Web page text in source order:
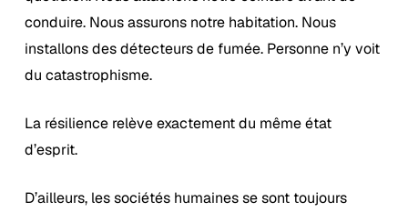
conduire. Nous assurons notre habitation. Nous
installons des détecteurs de fumée. Personne n’y voit
du catastrophisme.
La résilience relève exactement du même état
d’esprit.
D’ailleurs, les sociétés humaines se sont toujours